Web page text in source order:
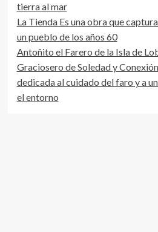
Tamariche
Candelaria
Santana
y
Asunción
de
ASOMASAMEN
tierra al mar
La Tienda Es una obra que
un pueblo de los años 60
Antoñito el Farero de la Isla de
Graciosero de Soledad y
dedicada al cuidado del faro y a
el entorno